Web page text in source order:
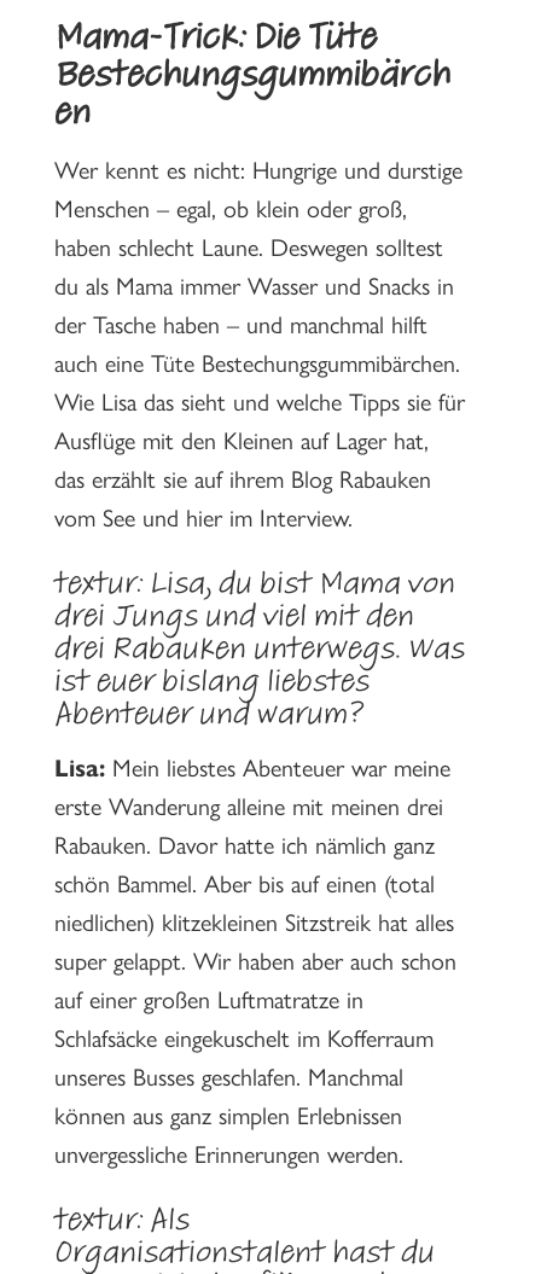
Mama-Trick: Die Tüte
Bestechungsgummibärch
en
Wer kennt es nicht: Hungrige und durstige
Menschen – egal, ob klein oder groß,
haben schlecht Laune. Deswegen solltest
du als Mama immer Wasser und Snacks in
der Tasche haben – und manchmal hilft
auch eine Tüte Bestechungsgummibärchen.
Wie Lisa das sieht und welche Tipps sie für
Ausflüge mit den Kleinen auf Lager hat,
das erzählt sie auf ihrem Blog Rabauken
vom See und hier im Interview.
textur:Lisa, du bist Mama von
drei Jungs und viel mit den
drei Rabauken unterwegs. Was
ist euer bislang liebstes
Abenteuer und warum?
Lisa: Mein liebstes Abenteuer war meine
erste Wanderung alleine mit meinen drei
Rabauken. Davor hatte ich nämlich ganz
schön Bammel. Aber bis auf einen (total
niedlichen) klitzekleinen Sitzstreik hat alles
super gelappt. Wir haben aber auch schon
auf einer großen Luftmatratze in
Schlafsäcke eingekuschelt im Kofferraum
unseres Busses geschlafen. Manchmal
können aus ganz simplen Erlebnissen
unvergessliche Erinnerungen werden.
textur:Als
Organisationstalent hast du